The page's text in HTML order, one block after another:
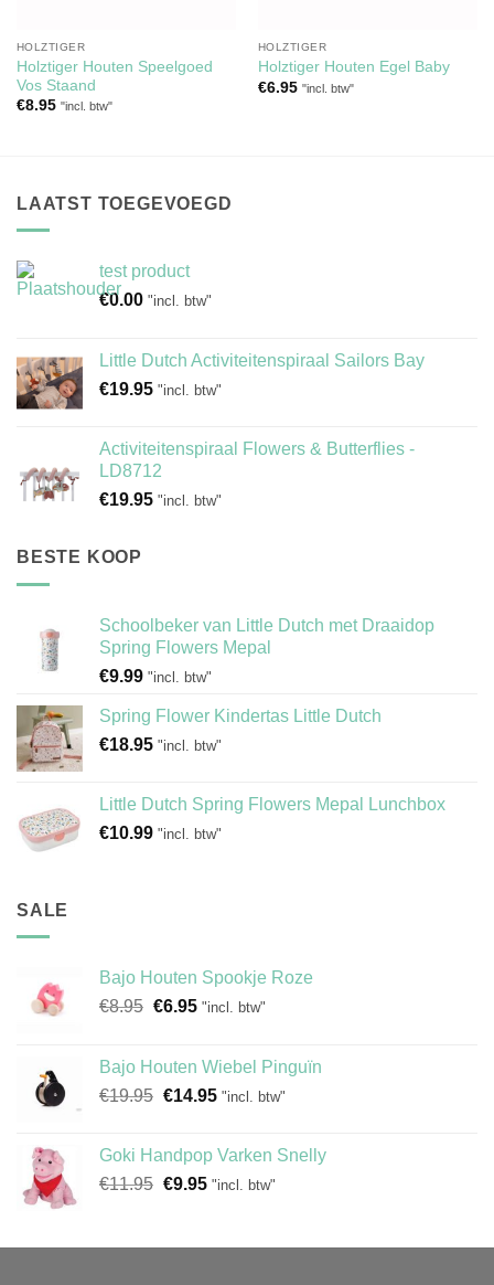
HOLZTIGER
Holztiger Houten Speelgoed
Vos Staand
€8.95 "incl. btw"
HOLZTIGER
Holztiger Houten Egel Baby
€6.95 "incl. btw"
LAATST TOEGEVOEGD
test product
€0.00 "incl. btw"
Little Dutch Activiteitenspiraal Sailors Bay
€19.95 "incl. btw"
Activiteitenspiraal Flowers & Butterflies -
LD8712
€19.95 "incl. btw"
BESTE KOOP
Schoolbeker van Little Dutch met Draaidop
Spring Flowers Mepal
€9.99 "incl. btw"
Spring Flower Kindertas Little Dutch
€18.95 "incl. btw"
Little Dutch Spring Flowers Mepal Lunchbox
€10.99 "incl. btw"
SALE
Bajo Houten Spookje Roze
€8.95 Oorspronkelijke
€8.95.
€6.95Huidige
€6.95.
"incl. btw"
Bajo Houten Wiebel Pinguïn
€19.95 Oorspronkelijke
€19.95.
€14.95Huidige
€14.95.
"incl. btw"
Goki Handpop Varken Snelly
€11.95 Oorspronkelijke
€11.95.
€9.95Huidige
€9.95.
"incl. btw"